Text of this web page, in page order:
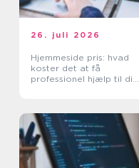
26. juli 2026
Hjemmeside pris: hvad
koster det at få
professionel hjælp til din